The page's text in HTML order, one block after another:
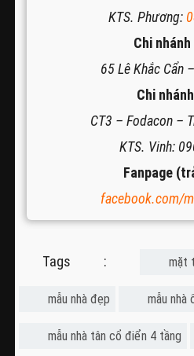
KTS. Phương:
Chi
65 Lê Khắc Cẩn –
Chi
CT3 – Fodacon –
KTS. Vinh:
Fanpage
facebook.com/
Tags : mặt
mẫu nhà đẹp mẫu nhà
mẫu nhà tân cổ điển 4 tầng